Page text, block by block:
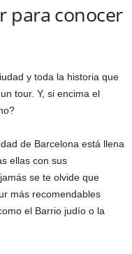
para conocer
y toda la historia que
tour. Y, si encima el
de Barcelona está llena
ellas con sus
se te olvide que
más recomendables
el Barrio judío o la